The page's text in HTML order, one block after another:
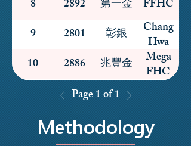
8
2892 第一金 FFHC
9
2801 彰銀 Chang
Hwa
Bank
10 2886 兆豐金 Mega
FHC
Page 1 of 1
Methodology